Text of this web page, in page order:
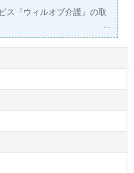
ス『ウィルオブ介護』の取
ださい♪
サポートいたします。